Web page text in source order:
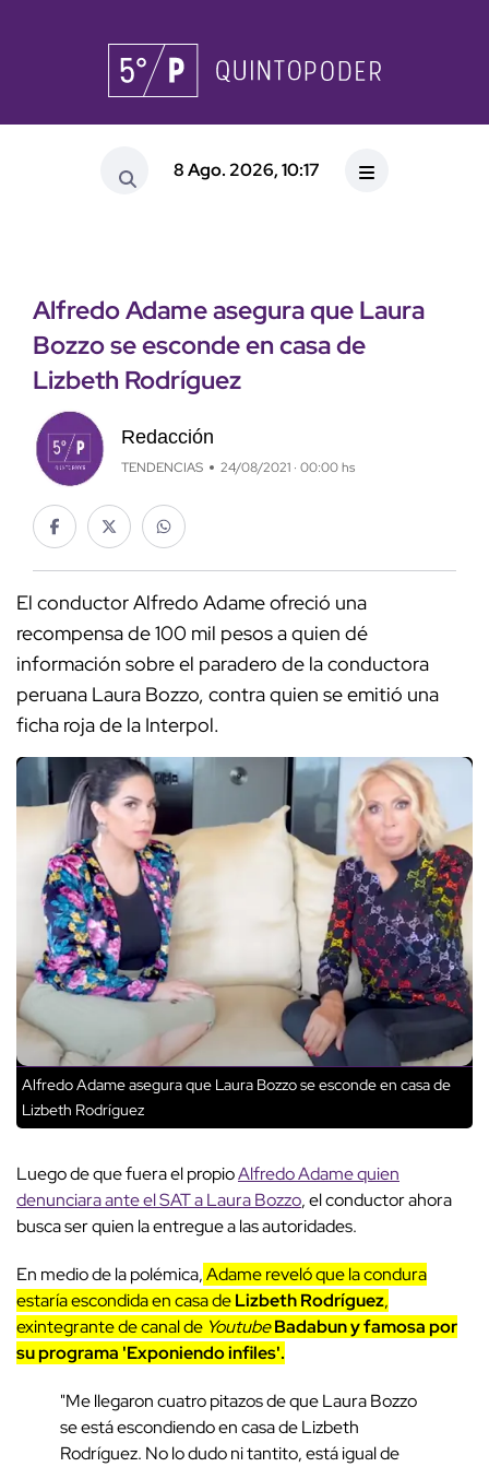
8 Ago. 2026, 10:17
Alfredo Adame asegura que Laura
Bozzo se esconde en casa de
Lizbeth Rodríguez
Redacción
TENDENCIAS 24/08/2021 · 00:00 hs
El conductor Alfredo Adame ofreció una
recompensa de 100 mil pesos a quien dé
información sobre el paradero de la conductora
peruana Laura Bozzo, contra quien se emitió una
ficha roja de la Interpol.
Alfredo Adame asegura que Laura Bozzo se esconde en casa de
Lizbeth Rodríguez
Luego de que fuera el propioAlfredo Adame quien
denunciara ante el SAT a Laura Bozzo, el conductor ahora
busca ser quien la entregue a las autoridades.
En medio de la polémica,Adame reveló que la condura
estaría escondida en casa deLizbeth Rodríguez,
exintegrante de canal de YoutubeBadabun y famosa por
su programa 'Exponiendo infiles'.
"Me llegaron cuatro pitazos de que Laura Bozzo
se está escondiendo en casa de Lizbeth
Rodríguez. No lo dudo ni tantito, está igual de